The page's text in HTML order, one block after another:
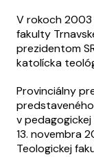
V rokoch 2003
fakulty
prezidentom
katolícka
Provinciálny
v
13. novembra
Teologickej